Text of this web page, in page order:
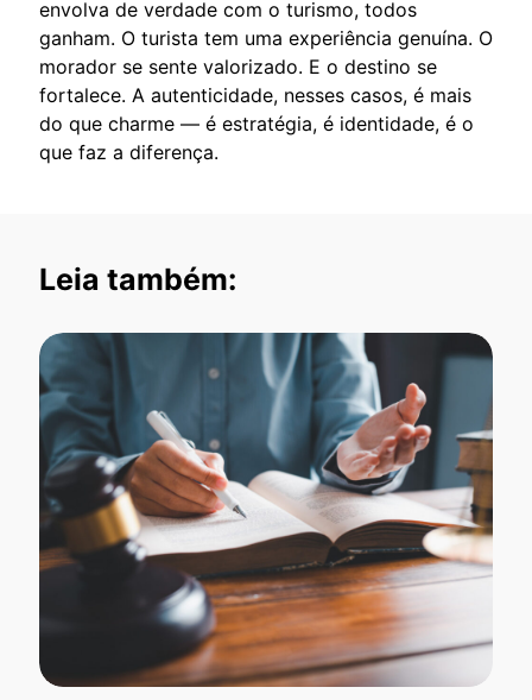
envolva de verdade com o turismo, todos
ganham. O turista tem uma experiência genuína. O
morador se sente valorizado. E o destino se
fortalece. A autenticidade, nesses casos, é mais
do que charme — é estratégia, é identidade, é o
que faz a diferença.
Leia também: